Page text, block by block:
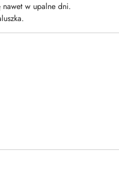
w upalne dni.